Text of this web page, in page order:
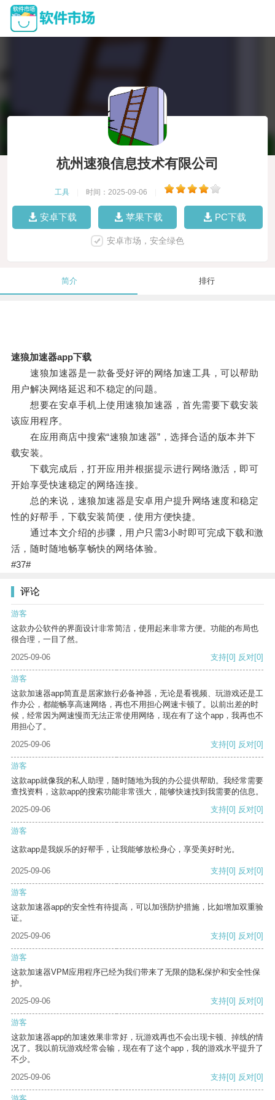
杭州速狼信息技术有限公司
工具 时间：2025-09-06
安卓下载 苹果下载 PC下载
安卓市场，安全绿色
简介 排行
速狼加速器app下载
速狼加速器是一款备受好评的网络加速工具，可以帮助
用户解决网络延迟和不稳定的问题。
想要在安卓手机上使用速狼加速器，首先需要下载安装
该应用程序。
在应用商店中搜索“速狼加速器”，选择合适的版本并下
载安装。
下载完成后，打开应用并根据提示进行网络激活，即可
开始享受快速稳定的网络连接。
总的来说，速狼加速器是安卓用户提升网络速度和稳定
性的好帮手，下载安装简便，使用方便快捷。
通过本文介绍的步骤，用户只需3小时即可完成下载和激
活，随时随地畅享畅快的网络体验。
#37#
评论
游客
这款办公软件的界面设计非常简洁，使用起来非常方便。功能的布局也
很合理，一目了然。
2025-09-06
支持[0] 反对[0]
游客
这款加速器app简直是居家旅行必备神器，无论是看视频、玩游戏还是工
作办公，都能畅享高速网络，再也不用担心网速卡顿了。以前出差的时
候，经常因为网速慢而无法正常使用网络，现在有了这个app，我再也不
用担心了。
2025-09-06
支持[0] 反对[0]
游客
这款app就像我的私人助理，随时随地为我的办公提供帮助。我经常需要
查找资料，这款app的搜索功能非常强大，能够快速找到我需要的信息。
2025-09-06
支持[0] 反对[0]
游客
这款app是我娱乐的好帮手，让我能够放松身心，享受美好时光。
2025-09-06 支持[0] 反对[0]
游客
这款加速器app的安全性有待提高，可以加强防护措施，比如增加双重验
证。
2025-09-06
支持[0] 反对[0]
游客
这款加速器VPM应用程序已经为我们带来了无限的隐私保护和安全性保
护。
2025-09-06
支持[0] 反对[0]
游客
这款加速器app的加速效果非常好，玩游戏再也不会出现卡顿、掉线的情
况了。我以前玩游戏经常会输，现在有了这个app，我的游戏水平提升了
不少。
2025-09-06
支持[0] 反对[0]